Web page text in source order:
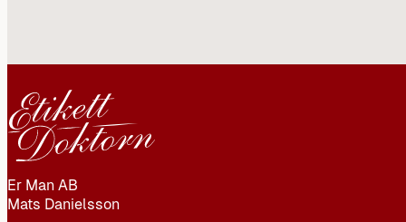
Er Man AB
Mats Danielsson